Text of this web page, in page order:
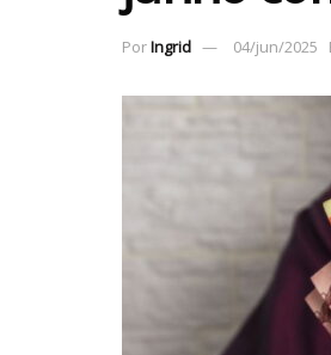
PorIngrid 04/jun/2025